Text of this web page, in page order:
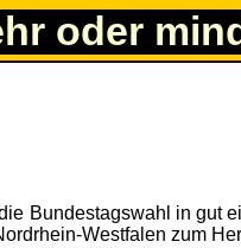
oder
Bundestagswahl in gut
Westfalen zum